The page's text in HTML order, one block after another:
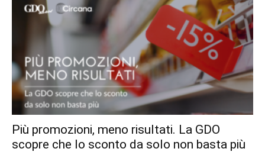
Più promozioni, meno risultati. La GDO
scopre che lo sconto da solo non basta più